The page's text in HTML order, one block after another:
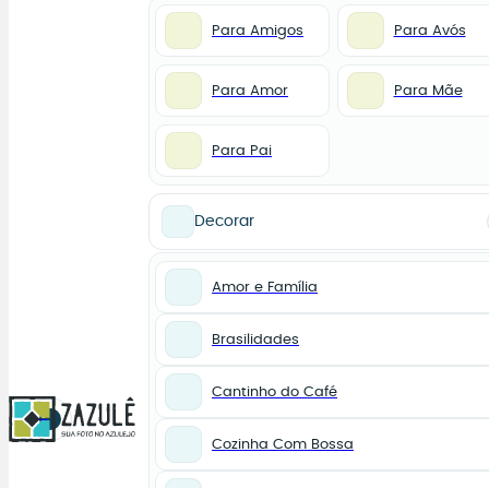
0
Para Amigos Para Avós
Para Amor Para Mãe
Para Pai
Decorar
Amor e Família
Brasilidades
Cantinho do Café
Cozinha Com Bossa